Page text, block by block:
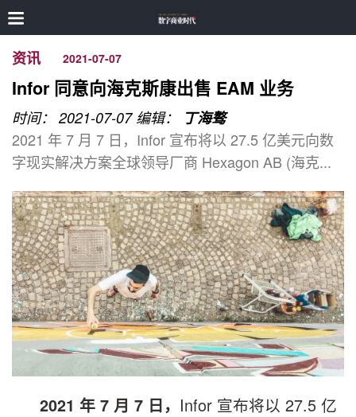
资讯 2021-07-07
Infor 同意向海克斯康出售 EAM 业务
时间： 2021-07-07 编辑：
丁海骜
2021 年 7 月 7 日，Infor 宣布将以 27.5 亿美元向数
字现实解决方案全球领导厂商 Hexagon AB (海克...
2021 年 7 月 7 日， Infor 宣布将以 27.5 亿